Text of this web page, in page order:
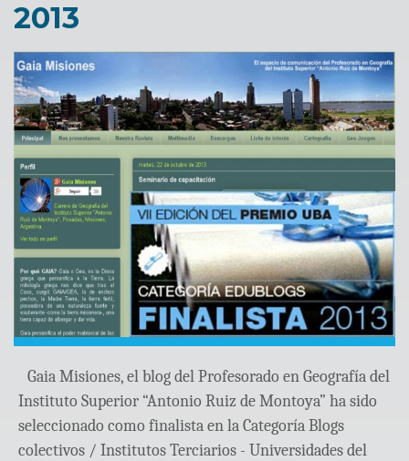
2013
Gaia Misiones, el blog del Profesorado en Geografía del
Instituto Superior “Antonio Ruiz de Montoya” ha sido
seleccionado como finalista en la Categoría Blogs
colectivos / Institutos Terciarios - Universidades del